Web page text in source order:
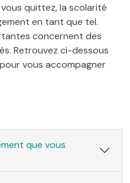
quittez, la scolarité
en tant que tel.
concernent des
Retrouvez ci-dessous
vous accompagner
que vous